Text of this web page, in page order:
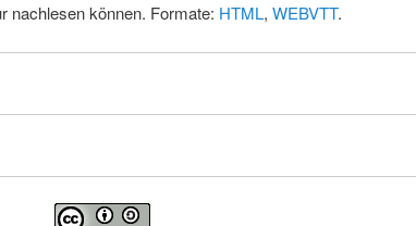
nachlesen können. Formate: HTML, WEBVTT.